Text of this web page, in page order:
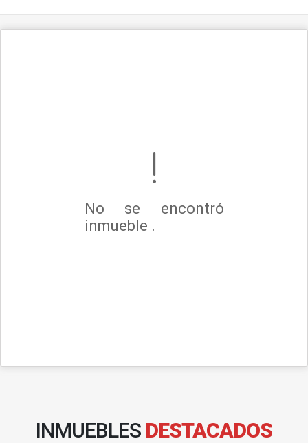
No se encontró
inmueble .
INMUEBLES DESTACADOS